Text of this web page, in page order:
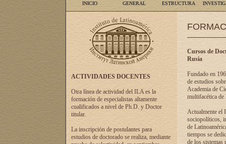
INICIO GENERAL ESTRUCTURA
ACTIVIDADES DOCENTES
Otra línea de actividad del ILA es la
formación de especialistas altamente
cualificados a nivel de Ph.D. y Doctor
titular.
La inscripción de postulantes para
estudios de doctorado se realiza, mediante
Cursos de
Rusia
Fundado en
de estudios
Academia de
multifacética de
Actualmente el
sociopolíticos,
de
tiempos se
de los sistemas